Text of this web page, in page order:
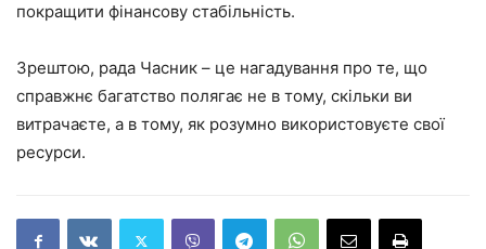
покращити фінансову стабільність.
Зрештою, рада Часник – це нагадування про те, що
справжнє багатство полягає не в тому, скільки ви
витрачаєте, а в тому, як розумно використовуєте свої
ресурси.